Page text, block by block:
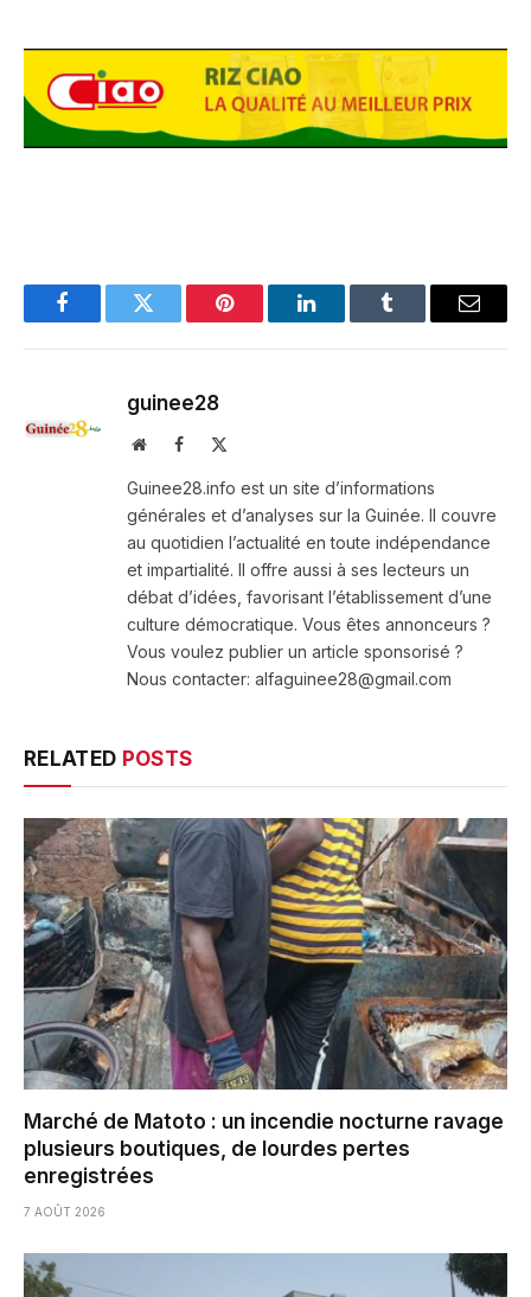
FacebookTwitter Pinterest LinkedInTumblr Email
guinee28
WebsiteFacebook
Guinee28.info est un site d’informations
générales et d’analyses sur la Guinée. Il couvre
au quotidien l’actualité en toute indépendance
et impartialité. Il offre aussi à ses lecteurs un
débat d’idées, favorisant l’établissement d’une
culture démocratique. Vous êtes annonceurs ?
Vous voulez publier un article sponsorisé ?
Nous contacter: alfaguinee28@gmail.com
RELATED POSTS
Marché de Matoto : un incendie nocturne ravage
plusieurs boutiques, de lourdes pertes
enregistrées
7 AOÛT 2026